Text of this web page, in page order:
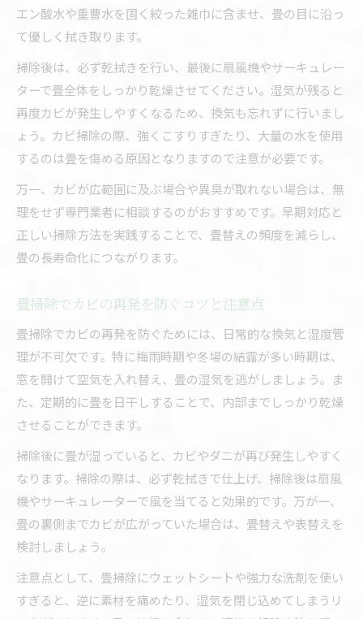
エン酸水や重曹水を固く絞った雑巾に含ませ、畳の目に沿っ
て優しく拭き取ります。
掃除後は、必ず乾拭きを行い、最後に扇風機やサーキュレー
ターで畳全体をしっかり乾燥させてください。湿気が残ると
再度カビが発生しやすくなるため、換気も忘れずに行いまし
ょう。カビ掃除の際、強くこすりすぎたり、大量の水を使用
するのは畳を傷める原因となりますので注意が必要です。
万一、カビが広範囲に及ぶ場合や異臭が取れない場合は、無
理をせず専門業者に相談するのがおすすめです。早期対応と
正しい掃除方法を実践することで、畳替えの頻度を減らし、
畳の長寿命化につながります。
畳掃除でカビの再発を防ぐコツと注意点
畳掃除でカビの再発を防ぐためには、日常的な換気と湿度管
理が不可欠です。特に梅雨時期や冬場の結露が多い時期は、
窓を開けて空気を入れ替え、畳の湿気を逃がしましょう。ま
た、定期的に畳を日干しすることで、内部までしっかり乾燥
させることができます。
掃除後に畳が湿っていると、カビやダニが再び発生しやすく
なります。掃除の際は、必ず乾拭きで仕上げ、掃除後は扇風
機やサーキュレーターで風を当てると効果的です。万が一、
畳の裏側までカビが広がっていた場合は、畳替えや表替えを
検討しましょう。
注意点として、畳掃除にウェットシートや強力な洗剤を使い
すぎると、逆に素材を痛めたり、湿気を閉じ込めてしまうリ